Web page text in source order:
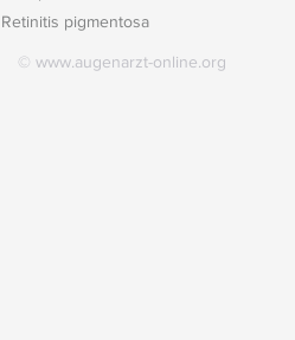
Retinitis pigmentosa
© www.augenarzt-online.org